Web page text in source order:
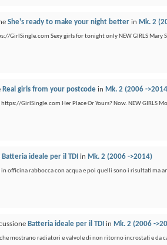
She's ready to make your night better in Mk. 2
GirlSingle.com Sexy girls for tonight only NEW GIRLS Mary
Real girls from your postcode in Mk. 2 (2006 -
GirlSingle.com Her Place Or Yours? Now. NEW GIRLS
Batteria ideale per il TDI in Mk. 2 (2006 ->2014)
officina rabbocca con acqua e poi quelli sono i risultati ma
Batteria ideale per il TDI in Mk. 2 (2006 -
mostrano radiatori e valvole di non ritorno incrostati e da